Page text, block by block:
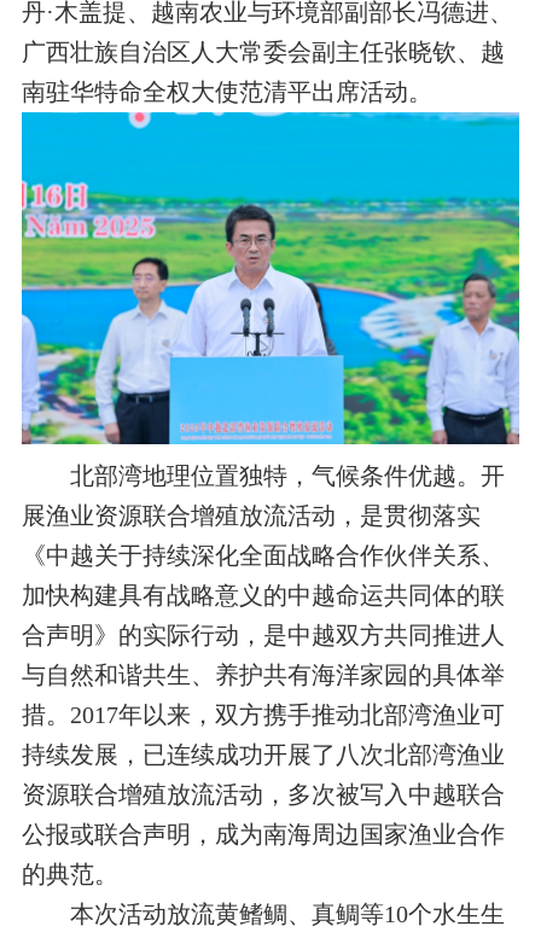
丹·木盖提、越南农业与环境部副部长冯德进、
广西壮族自治区人大常委会副主任张晓钦、越
南驻华特命全权大使范清平出席活动。
北部湾地理位置独特，气候条件优越。开
展渔业资源联合增殖放流活动，是贯彻落实
《中越关于持续深化全面战略合作伙伴关系、
加快构建具有战略意义的中越命运共同体的联
合声明》的实际行动，是中越双方共同推进人
与自然和谐共生、养护共有海洋家园的具体举
措。2017年以来，双方携手推动北部湾渔业可
持续发展，已连续成功开展了八次北部湾渔业
资源联合增殖放流活动，多次被写入中越联合
公报或联合声明，成为南海周边国家渔业合作
的典范。
本次活动放流黄鳍鲷、真鲷等10个水生生